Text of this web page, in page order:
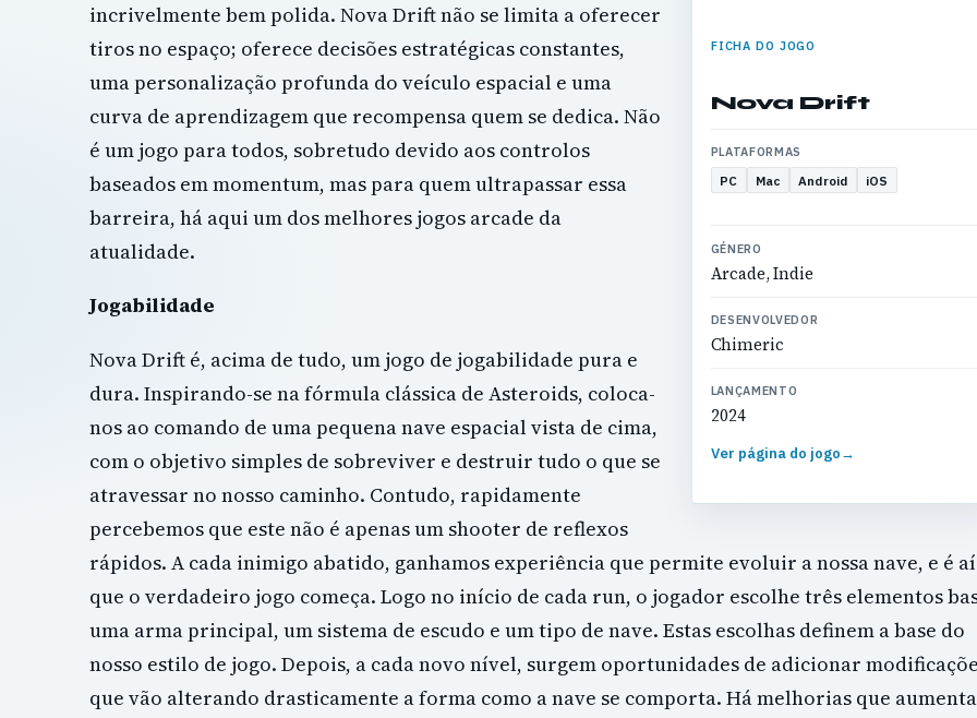
FICHA DO JOGO
Nova Drift
PLATAFORMAS
PC Mac Android iOS
GÉNERO
Arcade, Indie
DESENVOLVEDOR
Chimeric
LANÇAMENTO
2024
Ver página do jogo→
incrivelmente bem polida. Nova Drift não se limita a oferecer
tiros no espaço; oferece decisões estratégicas constantes,
uma personalização profunda do veículo espacial e uma
curva de aprendizagem que recompensa quem se dedica. Não
é um jogo para todos, sobretudo devido aos controlos
baseados em momentum, mas para quem ultrapassar essa
barreira, há aqui um dos melhores jogos arcade da
atualidade.
Jogabilidade
Nova Drift é, acima de tudo, um jogo de jogabilidade pura e
dura. Inspirando-se na fórmula clássica de Asteroids, coloca-
nos ao comando de uma pequena nave espacial vista de cima,
com o objetivo simples de sobreviver e destruir tudo o que se
atravessar no nosso caminho. Contudo, rapidamente
percebemos que este não é apenas um shooter de reflexos
rápidos. A cada inimigo abatido, ganhamos experiência que permite evoluir a nossa nave, e é aí
que o verdadeiro jogo começa. Logo no início de cada run, o jogador escolhe três elementos
uma arma principal, um sistema de escudo e um tipo de nave. Estas escolhas definem a base do
nosso estilo de jogo. Depois, a cada novo nível, surgem oportunidades de adicionar
que vão alterando drasticamente a forma como a nave se comporta. Há melhorias que